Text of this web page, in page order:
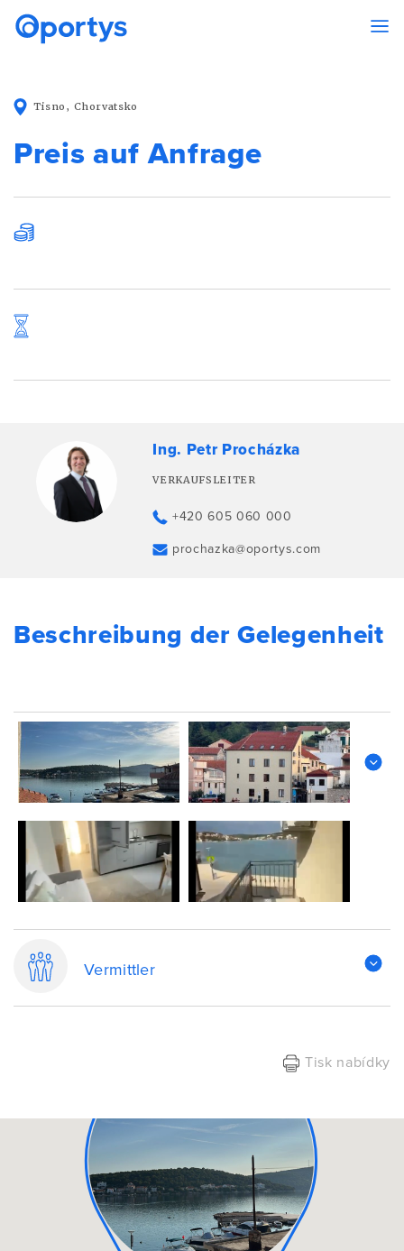
Tisno, Chorvatsko
Preis auf Anfrage
Ing. Petr Procházka
VERKAUFSLEITER
+420 605 060 000
prochazka@oportys.com
Beschreibung der Gelegenheit
Vermittler
Tisk nabídky